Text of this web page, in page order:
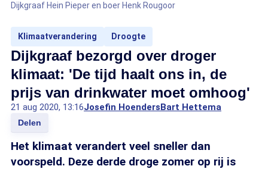
Dijkgraaf Hein Pieper en boer Henk Rougoor
Klimaatverandering Droogte
Dijkgraaf bezorgd over droger
klimaat: 'De tijd haalt ons in, de
prijs van drinkwater moet omhoog'
21 aug 2020, 13:16Josefin HoendersBart Hettema
Delen
Het klimaat verandert veel sneller dan
voorspeld. Deze derde droge zomer op rij is